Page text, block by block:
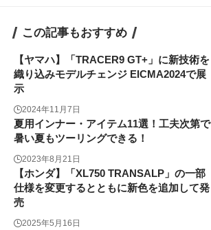
この記事もおすすめ
【ヤマハ】「TRACER9 GT+」に新技術を
織り込みモデルチェンジ EICMA2024で展
示
2024年11月7日
夏用インナー・アイテム11選！工夫次第で
暑い夏もツーリングできる！
2023年8月21日
【ホンダ】「XL750 TRANSALP」の一部
仕様を変更するとともに新色を追加して発
売
2025年5月16日